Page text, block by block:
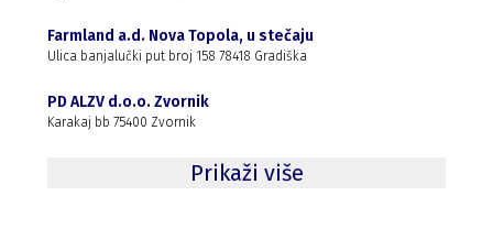
Farmland a.d. Nova Topola, u stečaju
Ulica banjalučki put broj 158 78418 Gradiška
PD ALZV d.o.o. Zvornik
Karakaj bb 75400 Zvornik
Prikaži više